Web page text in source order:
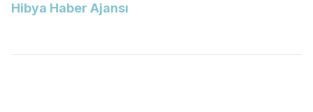
Hibya Haber Ajansı